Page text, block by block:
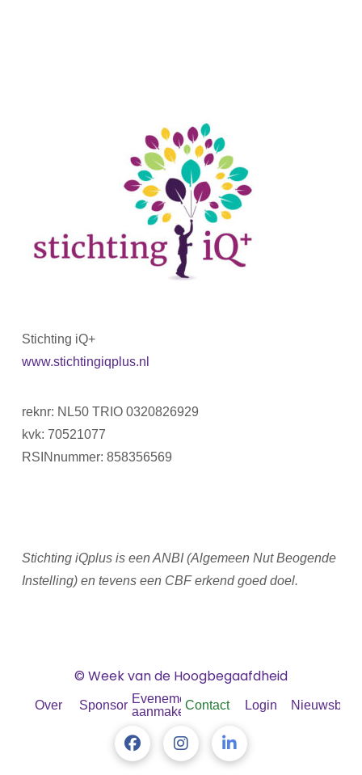
Stichting iQ+
www.stichtingiqplus.nl
reknr: NL50 TRIO 0320826929
kvk: 70521077
RSINnummer: 858356569
Stichting iQplus is een ANBI (Algemeen Nut Beogende
Instelling) en tevens een CBF erkend goed doel.
© Week van de Hoogbegaafdheid
Over SponsorenEvenement
aanmakenContact Login Nieuwsbrief